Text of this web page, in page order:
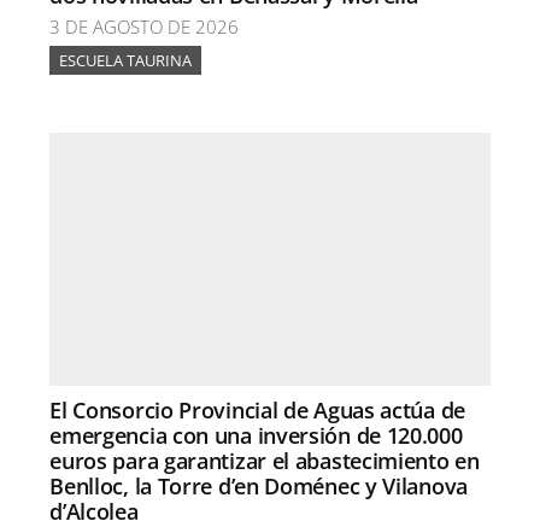
3 DE AGOSTO DE 2026
ESCUELA TAURINA
El Consorcio Provincial de Aguas actúa de
emergencia con una inversión de 120.000
euros para garantizar el abastecimiento en
Benlloc, la Torre d’en Doménec y Vilanova
d’Alcolea